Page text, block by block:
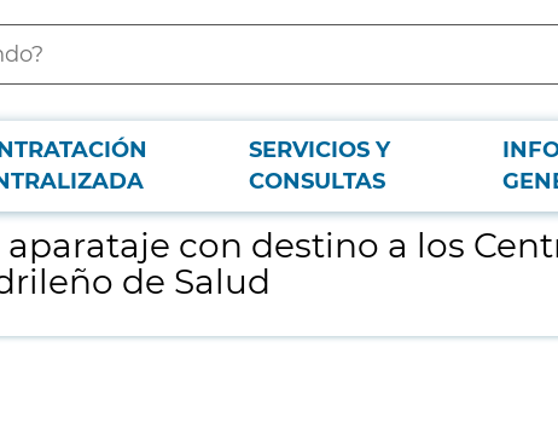
SERVICIOS Y
CONSULTAS
Sanitarios de Atención Primaria del Servicio Madrileño de Salud
con destino a los
de Salud